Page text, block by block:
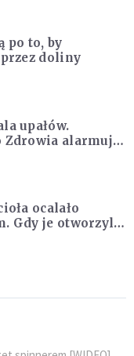
po to, by
doliny
upałów.
alarmuje
z czerwca
ocalało
Gdy je otworzyli,
chleba